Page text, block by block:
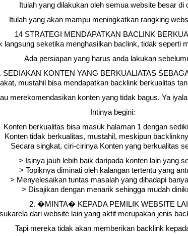
Itulah yang dilakukan oleh semua website besar di
Itulah yang akan mampu meningkatkan rangking
14 STRATEGI MENDAPATKAN BACLINK
langsung seketika menghasilkan baclink, tidak seperti
Ada persiapan yang harus anda lakukan
SEDIAKAN KONTEN YANG BERKUALIATAS
mustahil bisa mendapatkan backlink berkualitas
merekomendasikan konten yang tidak bagus. Ya
Intinya begini:
Konten berkualitas bisa masuk halaman 1 dengan
Konten tidak berkualitas, mustahil, meskipun
Secara singkat, ciri-cirinya Konten yang berkualitas
> Isinya jauh lebih baik daripada konten lain yang
> Topiknya diminati oleh kalangan tertentu yang
> Menyelesaikan tuntas masalah yang dihadapi
> Disajikan dengan menarik sehingga mudah
2. �MINTA� KEPADA PEMILIK WEBSITE
dari website lain yang aktif merupakan jenis
Tapi mereka tidak akan memberikan backlink